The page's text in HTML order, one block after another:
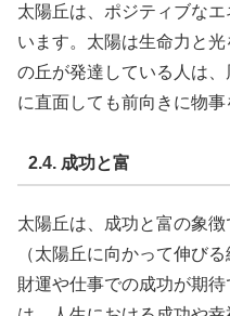
太陽丘は、ポジティブな
います。太陽は生命力と
の丘が発達している人は
に直面しても前向きに物事
2.4. 成功と富
太陽丘は、成功と富の象
（太陽丘に向かって伸び
財運や仕事での成功が期